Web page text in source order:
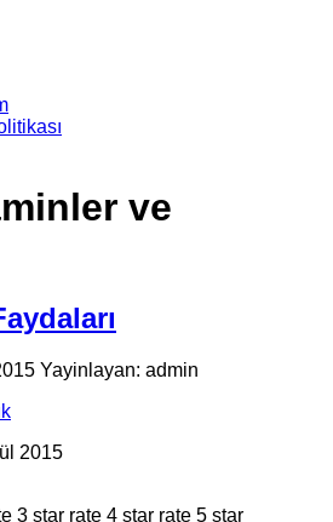
ve
Yayinlayan: admin
2015
3 star rate 4 star rate 5 star